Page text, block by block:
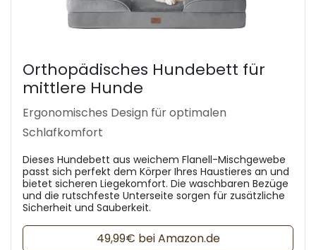
Orthopädisches Hundebett für
mittlere Hunde
Ergonomisches Design für optimalen
Schlafkomfort
Dieses Hundebett aus weichem Flanell-Mischgewebe
passt sich perfekt dem Körper Ihres Haustieres an und
bietet sicheren Liegekomfort. Die waschbaren Bezüge
und die rutschfeste Unterseite sorgen für zusätzliche
Sicherheit und Sauberkeit.
49,99€ bei Amazon.de